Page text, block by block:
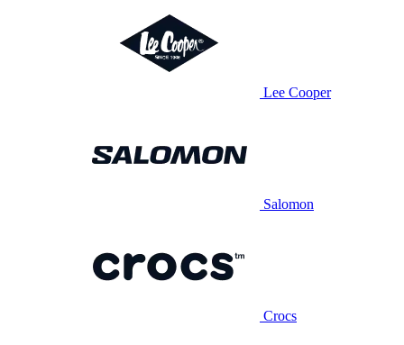
Lee Cooper
Salomon
Crocs